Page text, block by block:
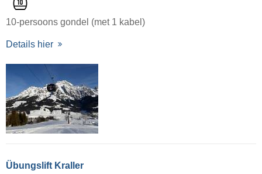
10-persoons gondel (met 1 kabel)
Details hier
Übungslift Kraller